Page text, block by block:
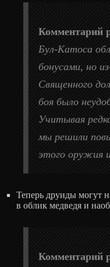
Комментарий
Бул-Катоса
бонусами, но
Священного
боя было
Учитывая
мы решили
этого оружия
Теперь друиды могут
в облик медведя и
Комментарий